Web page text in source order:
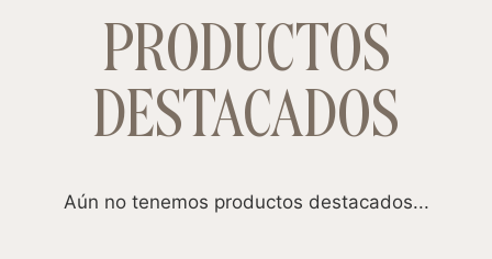
PRODUCTOS
DESTACADOS
Aún no tenemos productos destacados...